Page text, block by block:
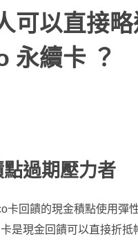
可以直接
永續卡 ？
過期壓力者
卡回饋的現金積點使用彈
是現金回饋可以直接折抵